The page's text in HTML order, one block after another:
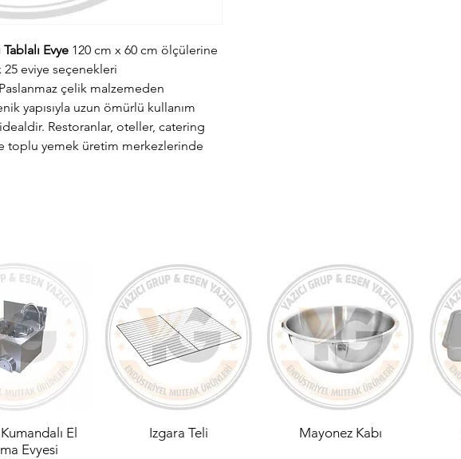
Evye 120 cm x 60 cm ölçülerine
25 eviye seçenekleri
çelik malzemeden
yapısıyla uzun ömürlü kullanım
Restoranlar, oteller, catering
toplu yemek üretim merkezlerinde
El
Evyesi
Izgara Teli Mayonez Kabı